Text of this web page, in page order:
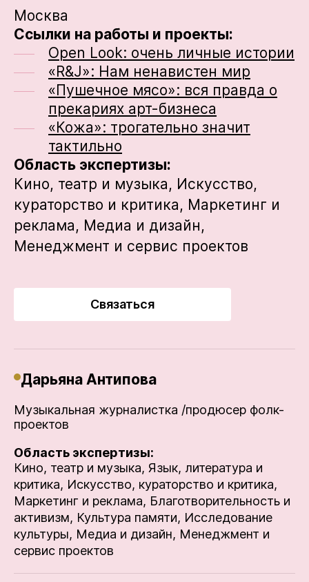
Москва
Ссылки на работы и проекты:
Open Look: очень личные истории
«R&J»: Нам ненавистен мир
«Пушечное мясо»: вся правда о
прекариях арт-бизнеса
«Кожа»: трогательно значит
тактильно
Область экспертизы:
Кино, театр и музыка, Искусство,
кураторство и критика, Маркетинг и
реклама, Медиа и дизайн,
Менеджмент и сервис проектов
Связаться
Дарьяна Антипова
Музыкальная журналистка /продюсер фолк-
проектов
Область экспертизы:
Кино, театр и музыка, Язык, литература и
критика, Искусство, кураторство и критика,
Маркетинг и реклама, Благотворительность и
активизм, Культура памяти, Исследование
культуры, Медиа и дизайн, Менеджмент и
сервис проектов